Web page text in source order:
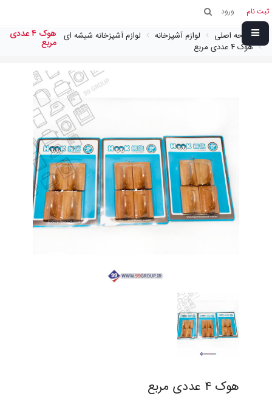
ثبت نام ورود
صفحه اصلی لوازم آشپزخانه
لوازم آشپزخانه شیشه ای
هوک ٤ عددى مربع
هوک ٤ عددى
مربع
هوک ٤ عددى مربع